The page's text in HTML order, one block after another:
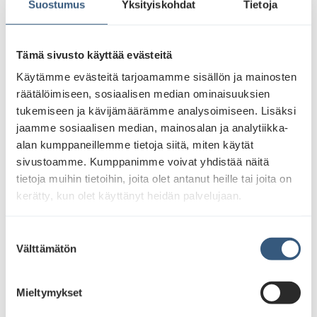
Suostumus Yksityiskohdat Tietoja
Tämä sivusto käyttää evästeitä
Käytämme evästeitä tarjoamamme sisällön ja mainosten
räätälöimiseen, sosiaalisen median ominaisuuksien
tukemiseen ja kävijämäärämme analysoimiseen. Lisäksi
jaamme sosiaalisen median, mainosalan ja analytiikka-
alan kumppaneillemme tietoja siitä, miten käytät
sivustoamme. Kumppanimme voivat yhdistää näitä
tietoja muihin tietoihin, joita olet antanut heille tai joita on
kerätty, kun olet käyttänyt heidän palvelujaan.
Välttämätön
Mieltymykset